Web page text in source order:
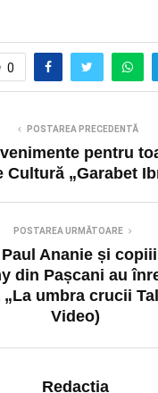
0
POSTAREA PRECEDENTĂ
pentru
Cultură „Garabet
POSTAREA URMĂTOARE
Ananie și
din Pașcani au
umbra crucii
Video)
Redacția